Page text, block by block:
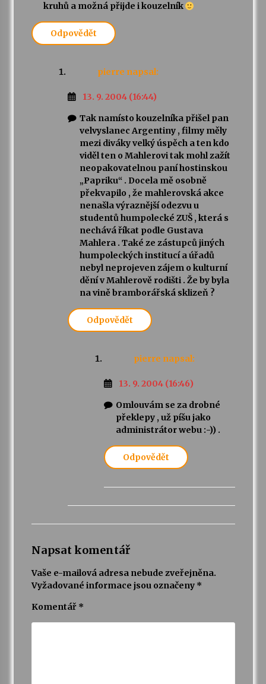
kruhů a možná přijde i kouzelník
Odpovědět
pierre napsal:
13. 9. 2004 (16:44)
Tak namísto kouzelníka přišel pan
velvyslanec Argentiny , filmy měly
mezi diváky velký úspěch a ten kdo
viděl ten o Mahlerovi tak mohl zažít
neopakovatelnou paní hostinskou
„Papriku“ . Docela mě osobně
překvapilo , že mahlerovská akce
nenašla výraznější odezvu u
studentů humpolecké ZUŠ , která s
nechává říkat podle Gustava
Mahlera . Také ze zástupců jiných
humpoleckých institucí a úřadů
nebyl neprojeven zájem o kulturní
dění v Mahlerově rodišti . Že by byla
na vině bramborářská sklizeň ?
Odpovědět
pierre napsal:
13. 9. 2004 (16:46)
Omlouvám se za drobné
překlepy , už píšu jako
administrátor webu :-)) .
Odpovědět
Napsat komentář
Vaše e-mailová adresa nebude zveřejněna.
Vyžadované informace jsou označeny *
Komentář *